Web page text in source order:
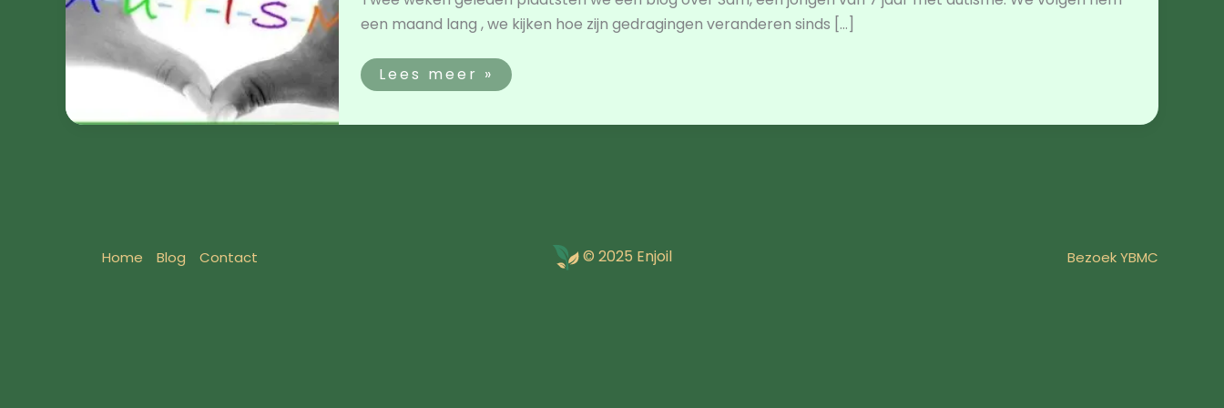
een maand lang , we kijken hoe zijn gedragingen veranderen sinds […]
Lees meer »
Home Blog Contact © 2025 Enjoil Bezoek YBMC